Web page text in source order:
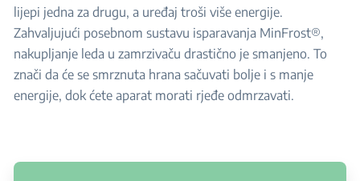
lijepi jedna za drugu, a uređaj troši više energije.
Zahvaljujući posebnom sustavu isparavanja MinFrost®,
nakupljanje leda u zamrzivaču drastično je smanjeno. To
znači da će se smrznuta hrana sačuvati bolje i s manje
energije, dok ćete aparat morati rjeđe odmrzavati.